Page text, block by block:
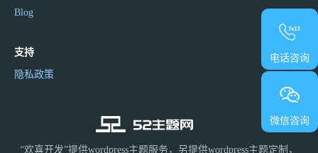
“欢喜开发”提供wordpress主题服务，另提供wordpress主题定制，
Blog
支持
隐私政策
电话咨询
微信咨询